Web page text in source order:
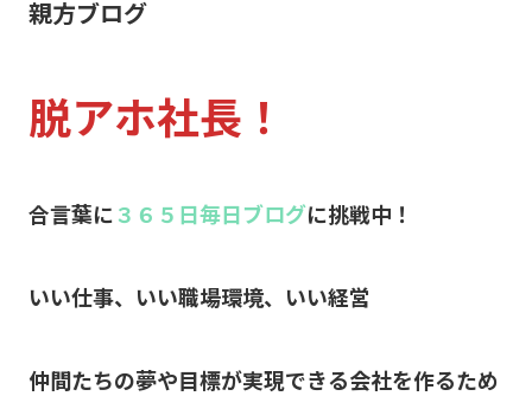
親方ブログ
脱アホ社長！
合言葉に３６５日毎日ブログに挑戦中！
いい仕事、いい職場環境、いい経営
仲間たちの夢や目標が実現できる会社を作るため